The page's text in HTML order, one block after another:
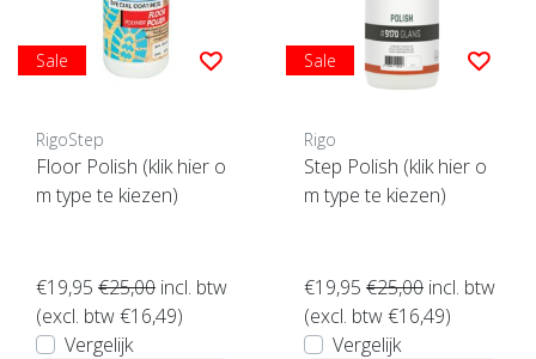
Sale
RigoStep
Floor Polish (klik hier o
m type te kiezen)
€19,95 €25,00 incl. btw
(excl. btw €16,49)
Vergelijk
Sale
Rigo
Step Polish (klik hier o
m type te kiezen)
€19,95 €25,00 incl. btw
(excl. btw €16,49)
Vergelijk